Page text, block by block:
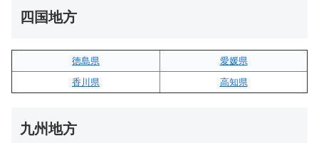
四国地方
徳島県
愛媛県
香川県
高知県
九州地方